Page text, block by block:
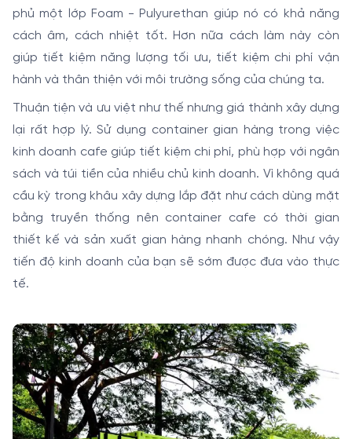
phủ một lớp Foam - Pulyurethan giúp nó có khả năng
cách âm, cách nhiệt tốt. Hơn nữa cách làm này còn
giúp tiết kiệm năng lượng tối ưu, tiết kiệm chi phí vận
hành và thân thiện với môi trường sống của chúng ta.
Thuận tiện và ưu việt như thế nhưng giá thành xây dựng
lại rất hợp lý. Sử dụng container gian hàng trong việc
kinh doanh cafe giúp tiết kiệm chi phí, phù hợp với ngân
sách và túi tiền của nhiều chủ kinh doanh. Vì không quá
cầu kỳ trong khâu xây dựng lắp đặt như cách dùng mặt
bằng truyền thống nên container cafe có thời gian
thiết kế và sản xuất gian hàng nhanh chóng. Như vậy
tiến độ kinh doanh của bạn sẽ sớm được đưa vào thực
tế.